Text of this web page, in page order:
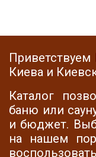
Киева и
Каталог
баню или
и бюджет.
на нашем